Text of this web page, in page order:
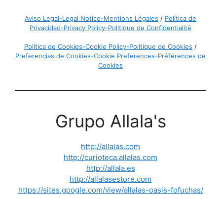
Aviso Legal-Legal Notice-Mentions Légales / Política de
Privacidad-Privacy Policy-Politique de Confidentialité
Política de Cookies-Cookie Policy-Politique de Cookies /
Preferencias de Cookies-Cookie Preferences-Préférences de
Cookies
Grupo Allala's
http://allalas.com
http://curioteca.allalas.com
http://allala.es
http://allalasestore.com
https://sites.google.com/view/allalas-oasis-fofuchas/